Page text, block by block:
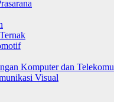
Komputer dan
Visual